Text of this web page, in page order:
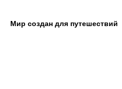
Мир создан для путешествий